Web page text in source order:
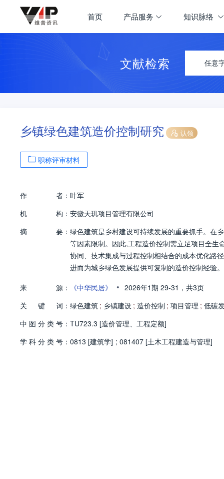
首页 产品服务 知识脉络
文献检索 任意
乡镇绿色建筑造价控制研究 认领
职称评审材料
作 者： 叶军
机
构： 安徽天玑项目管理有限公司
摘
要： 绿色建筑是乡村建设可持续发展的重要抓手。在
等因素限制。因此,工程造价控制需立足项目全
协同、技术集成与过程控制相结合的成本优化路
进而为城乡绿色发展提供可复制的造价控制经验。
来
源： 《中华民居》 • 2026年1期 29-31， 共3页
关
键 词： 绿色建筑 ; 乡镇建设 ; 造价控制 ; 项目管理 ; 低碳
中 图 分 类 号： TU723.3 [造价管理、工程定额]
学 科 分 类 号： 0813 [建筑学] ; 081407 [土木工程建造与管理]